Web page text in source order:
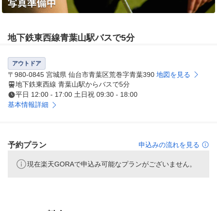
地下鉄東西線青葉山駅バスで5分
アウトドア
〒980-0845 宮城県 仙台市青葉区荒巻字青葉390 地図を見る
地下鉄東西線 青葉山駅からバスで5分
平日 12:00 - 17:00 土日祝 09:30 - 18:00
基本情報詳細
予約プラン 申込みの流れを見る
現在楽天GORAで申込み可能なプランがございません。